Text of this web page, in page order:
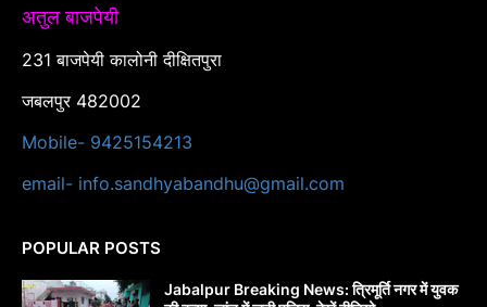
अतुल बाजपेयी
231 बाजपेयी कालोनी दीक्षितपुरा
जबलपुर 482002
Mobile- 9425154213
email- info.sandhyabandhu@gmail.com
POPULAR POSTS
Jabalpur Breaking News: त्रिमूर्ति नगर में युवक